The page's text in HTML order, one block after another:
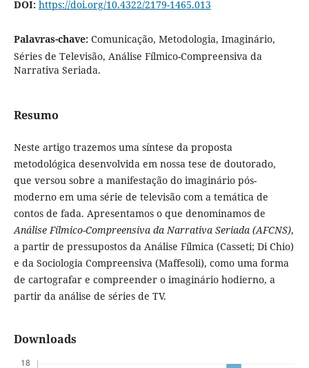
DOI: https://doi.org/10.4322/2179-1465.013
Palavras-chave: Comunicação, Metodologia, Imaginário,
Séries de Televisão, Análise Fílmico-Compreensiva da
Narrativa Seriada.
Resumo
Neste artigo trazemos uma síntese da proposta
metodológica desenvolvida em nossa tese de doutorado,
que versou sobre a manifestação do imaginário pós-
moderno em uma série de televisão com a temática de
contos de fada. Apresentamos o que denominamos de
Análise Fílmico-Compreensiva da Narrativa Seriada (AFCNS),
a partir de pressupostos da Análise Fílmica (Casseti; Di Chio)
e da Sociologia Compreensiva (Maffesoli), como uma forma
de cartografar e compreender o imaginário hodierno, a
partir da análise de séries de TV.
Downloads